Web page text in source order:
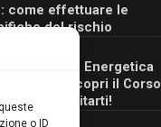
o ID
come effettuare le
del rischio
Energetica
scopri il Corso
Ore per abilitarti!